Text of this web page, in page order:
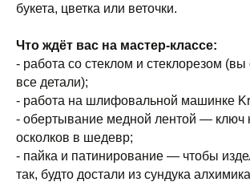
букета, цветка или веточки.
Что ждёт вас на мастер-классе:
- работа со стеклом и стеклорезом
все детали);
- работа на шлифовальной машинке
- обертывание медной лентой — ключ
осколков в шедевр;
- пайка и патинирование — чтобы
так, будто достали из сундука